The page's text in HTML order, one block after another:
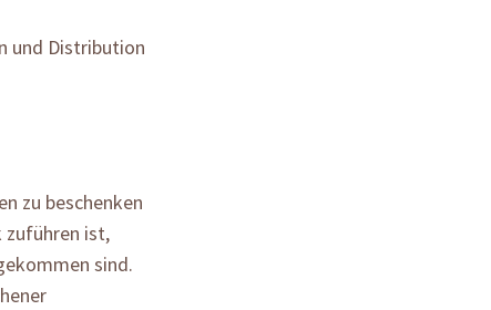
und Distribution
zu beschenken
zuführen ist,
sind.